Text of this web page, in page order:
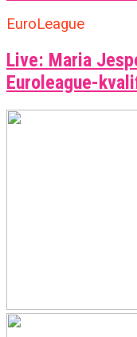
EuroLeague
Live: Maria
Euroleague-